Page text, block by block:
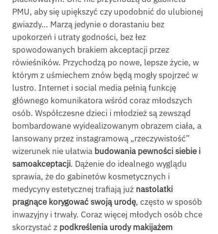
PMU, aby się upiększyć czy upodobnić do ulubionej
gwiazdy… Marzą jedynie o dorastaniu bez
upokorzeń i utraty godności, bez łez
spowodowanych brakiem akceptacji przez
rówieśników. Przychodzą po nowe, lepsze życie, w
którym z uśmiechem znów będą mogły spojrzeć w
lustro. Internet i social media pełnią funkcję
głównego komunikatora wśród coraz młodszych
osób. Współczesne dzieci i młodzież są zewsząd
bombardowane wyidealizowanym obrazem ciała, a
lansowany przez instagramową „rzeczywistość”
wizerunek nie ułatwia budowania pewności siebie i
samoakceptacji. Dążenie do idealnego wyglądu
sprawia, że do gabinetów kosmetycznych i
medycyny estetycznej trafiają już nastolatki
pragnące korygować swoją urodę, często w sposób
inwazyjny i trwały. Coraz więcej młodych osób chce
skorzystać z podkreślenia urody makijażem